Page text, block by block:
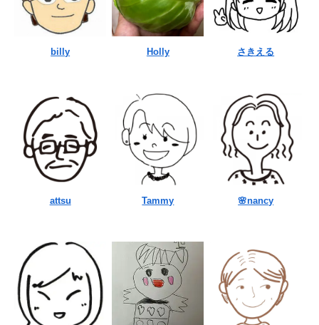
billy Holly さきえる
attsu Tammy 🌸nancy